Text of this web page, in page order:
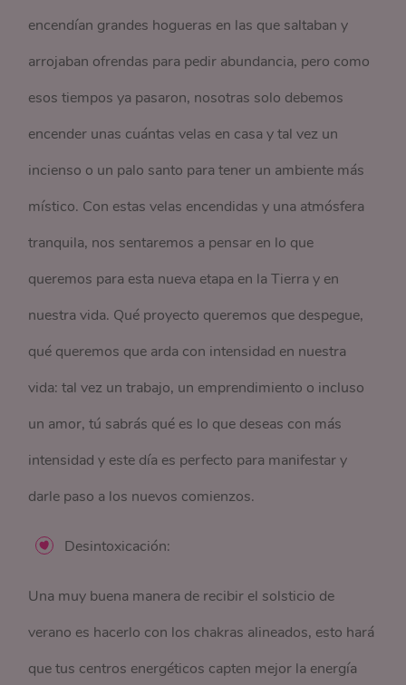
encendían grandes hogueras en las que saltaban y
arrojaban ofrendas para pedir abundancia, pero como
esos tiempos ya pasaron, nosotras solo debemos
encender unas cuántas velas en casa y tal vez un
incienso o un palo santo para tener un ambiente más
místico. Con estas velas encendidas y una atmósfera
tranquila, nos sentaremos a pensar en lo que
queremos para esta nueva etapa en la Tierra y en
nuestra vida. Qué proyecto queremos que despegue,
qué queremos que arda con intensidad en nuestra
vida: tal vez un trabajo, un emprendimiento o incluso
un amor, tú sabrás qué es lo que deseas con más
intensidad y este día es perfecto para manifestar y
darle paso a los nuevos comienzos.
Desintoxicación:
Una muy buena manera de recibir el solsticio de
verano es hacerlo con los chakras alineados, esto hará
que tus centros energéticos capten mejor la energía